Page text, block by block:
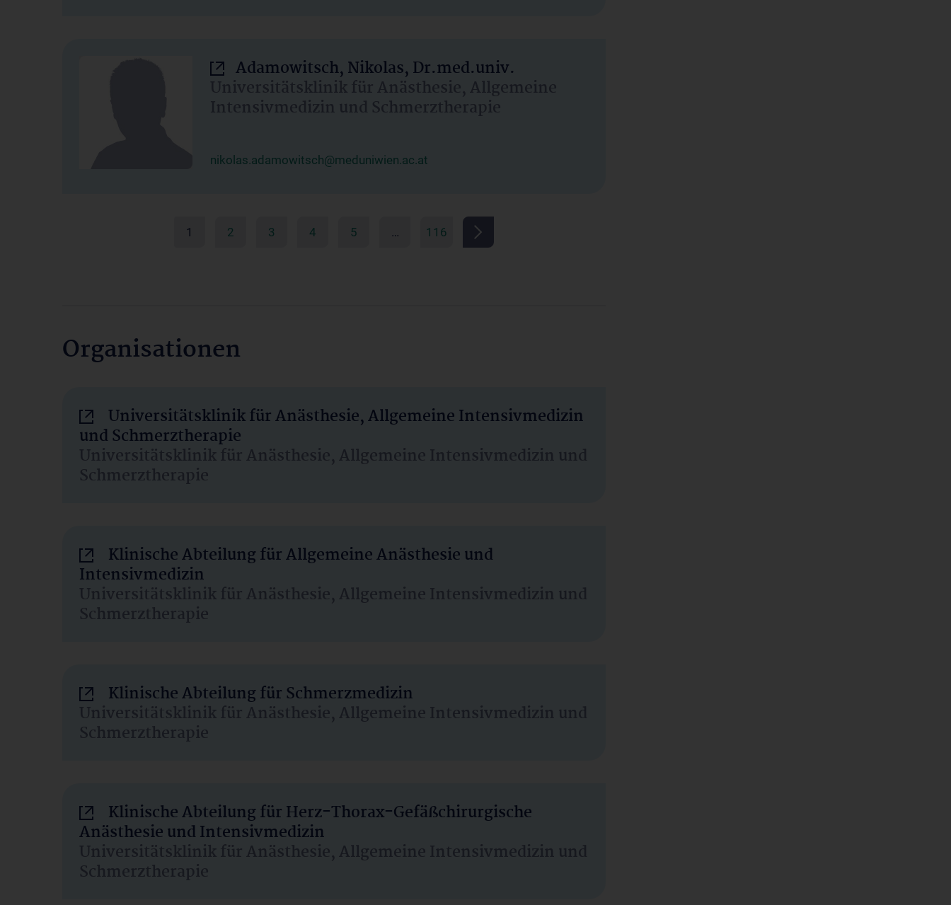
Adamowitsch, Nikolas, Dr.med.univ.
Universitätsklinik für Anästhesie, Allgemeine
Intensivmedizin und Schmerztherapie
nikolas.adamowitsch@meduniwien.ac.at
1 2 3 4 5 … 116
Organisationen
Universitätsklinik für Anästhesie, Allgemeine Intensivmedizin
und Schmerztherapie
Universitätsklinik für Anästhesie, Allgemeine Intensivmedizin und
Schmerztherapie
Klinische Abteilung für Allgemeine Anästhesie und
Intensivmedizin
Universitätsklinik für Anästhesie, Allgemeine Intensivmedizin und
Schmerztherapie
Klinische Abteilung für Schmerzmedizin
Universitätsklinik für Anästhesie, Allgemeine Intensivmedizin und
Schmerztherapie
Klinische Abteilung für Herz-Thorax-Gefäßchirurgische
Anästhesie und Intensivmedizin
Universitätsklinik für Anästhesie, Allgemeine Intensivmedizin und
Schmerztherapie